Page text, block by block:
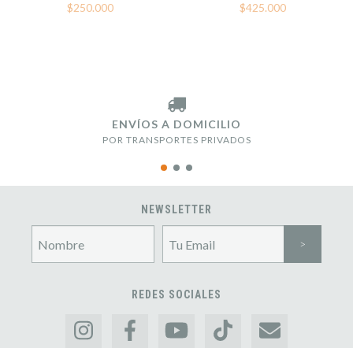
$250.000
$425.000
ENVÍOS A DOMICILIO
POR TRANSPORTES PRIVADOS
NEWSLETTER
REDES SOCIALES